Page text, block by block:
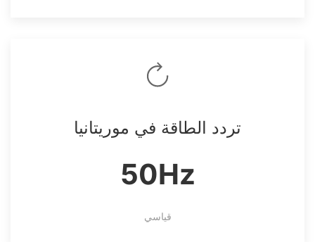
تردد الطاقة في موريتانيا
50Hz
قياسي